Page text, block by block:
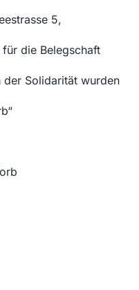
5,
die Belegschaft
der Solidarität wurden